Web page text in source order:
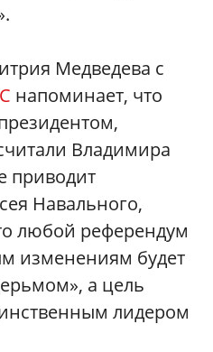
Медведева с
напоминает, что
Владимира
приводит
Навального,
любой референдум
изменениям будет
а цель
лидером